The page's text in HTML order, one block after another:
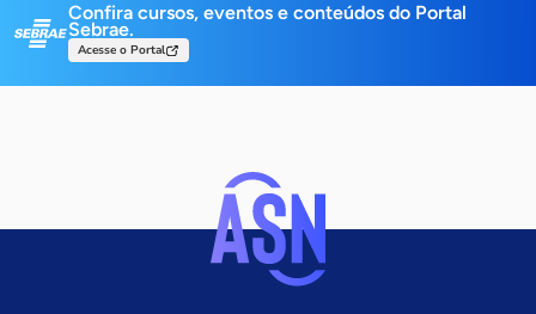
Confira cursos, eventos e conteúdos do Portal
Sebrae.
Acesse o Portal